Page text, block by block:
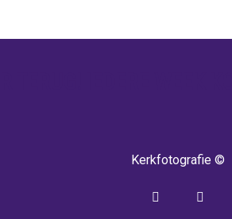
Kerkfotografie ©